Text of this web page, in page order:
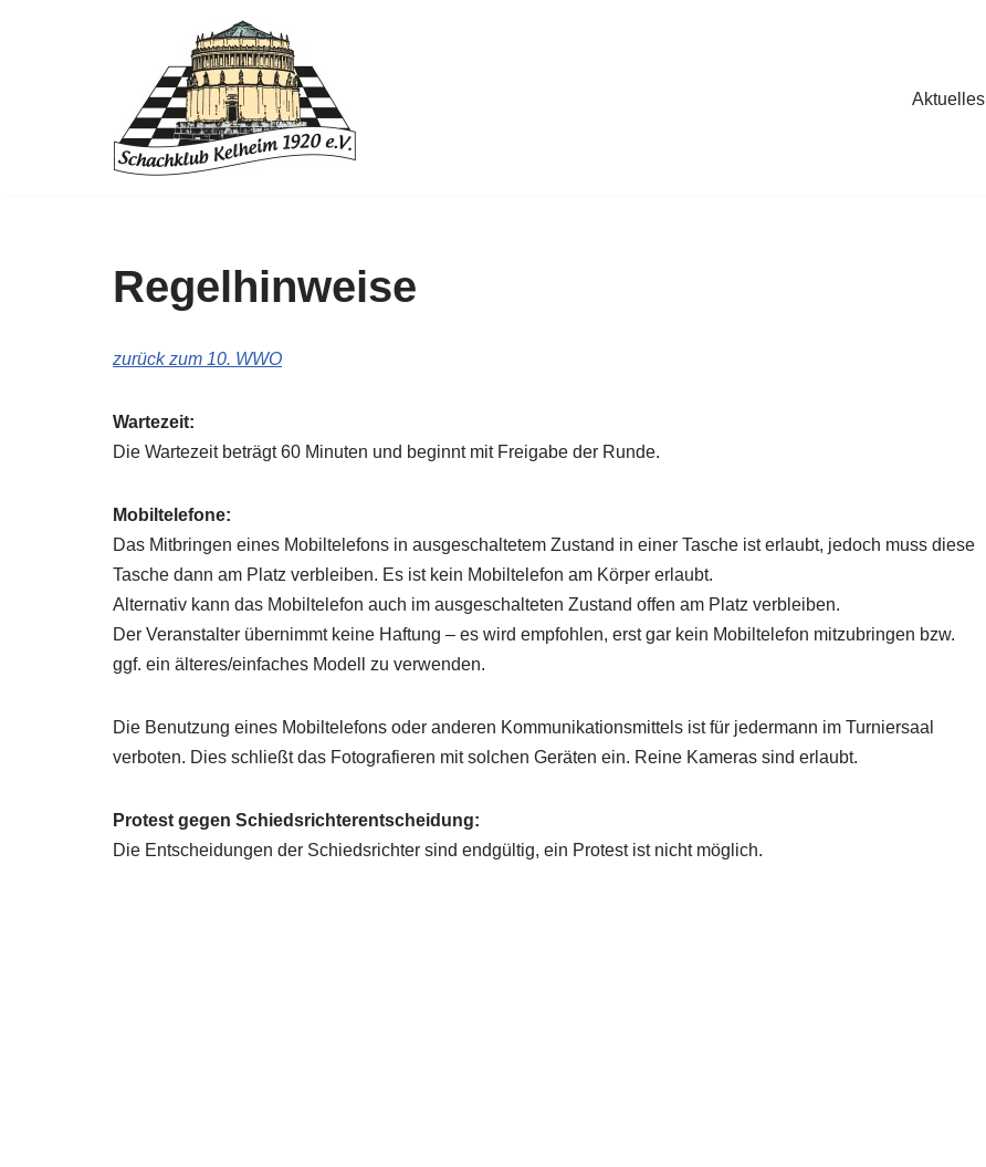
Aktuelles
Regelhinweise
zurück zum 10. WWO
Wartezeit:
Die Wartezeit beträgt 60 Minuten und beginnt mit Freigabe der Runde.
Mobiltelefone:
Das Mitbringen eines Mobiltelefons in ausgeschaltetem Zustand in einer Tasche ist erlaubt, jedoch muss diese
Tasche dann am Platz verbleiben. Es ist kein Mobiltelefon am Körper erlaubt.
Alternativ kann das Mobiltelefon auch im ausgeschalteten Zustand offen am Platz verbleiben.
Der Veranstalter übernimmt keine Haftung – es wird empfohlen, erst gar kein Mobiltelefon mitzubringen bzw.
ggf. ein älteres/einfaches Modell zu verwenden.
Die Benutzung eines Mobiltelefons oder anderen Kommunikationsmittels ist für jedermann im Turniersaal
verboten. Dies schließt das Fotografieren mit solchen Geräten ein. Reine Kameras sind erlaubt.
Protest gegen Schiedsrichterentscheidung:
Die Entscheidungen der Schiedsrichter sind endgültig, ein Protest ist nicht möglich.